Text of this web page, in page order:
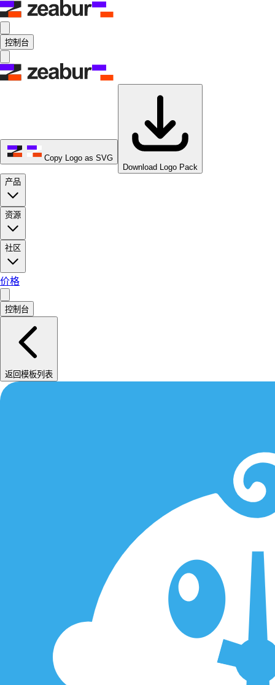
控制台
Copy Logo as SVG
Download Logo Pack
产品
资源
社区
价格
控制台
返回模板列表